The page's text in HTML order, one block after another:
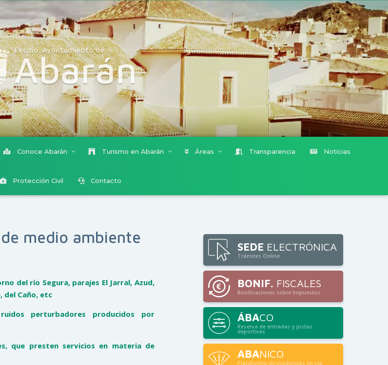
Excmo. Ayuntamiento de
Abarán
Conoce Abarán Turismo en Abarán Áreas Transparencia Noticias
Protección Civil Contacto
medio ambiente
del río Segura, parajes El Jarral, Azud,
del Caño, etc
perturbadores producidos por
que presten servicios en materia de
SEDE ELECTRÓNICA
Trámites Online
BONIF. FISCALES
Bonificaciones sobre Impuestos
ÁBACO
Reserva de entradas y pistas
deportivas
ABANICO
Plataforma de incidencias en vía